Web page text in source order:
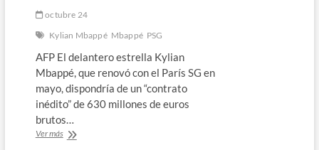
￼
octubre 24
Kylian Mbappé Mbappé PSG
AFP El delantero estrella Kylian
Mbappé, que renovó con el París SG en
mayo, dispondría de un “contrato
inédito” de 630 millones de euros
brutos…
Ver másLa